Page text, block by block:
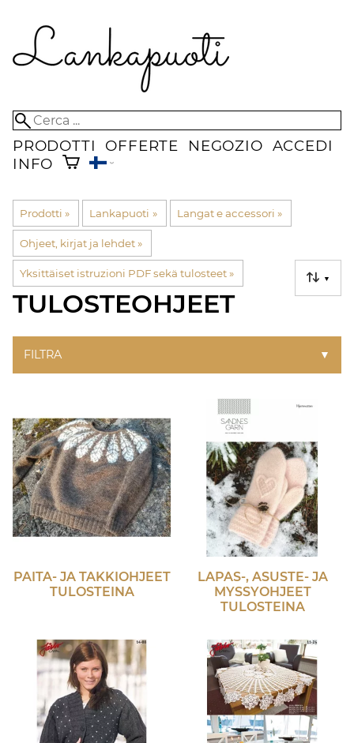
PRODOTTI OFFERTE NEGOZIO ACCEDI
INFO
Prodotti ‪» Lankapuoti ‪» Langat e accessori ‪»
Ohjeet, kirjat ja lehdet‪»
Yksittäiset istruzioni PDF sekä tulosteet‪» ▼
TULOSTEOHJEET
FILTRA ▼
PAITA- JA TAKKIOHJEET
TULOSTEINA
LAPAS-, ASUSTE- JA
MYSSYOHJEET
TULOSTEINA